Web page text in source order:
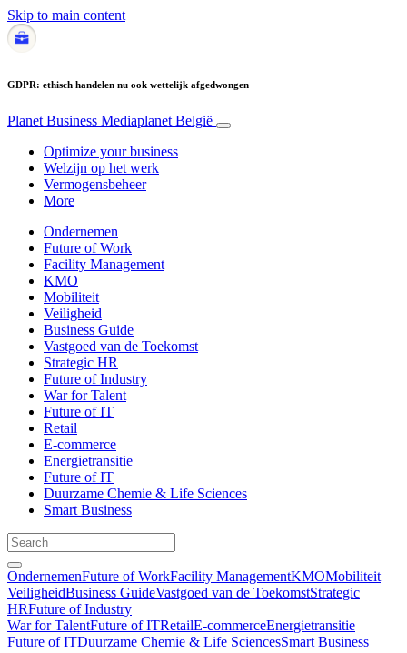
Skip to main content
GDPR: ethisch handelen nu ook wettelijk afgedwongen
Planet Business Mediaplanet België
Optimize your business
Welzijn op het werk
Vermogensbeheer
More
Ondernemen
Future of Work
Facility Management
KMO
Mobiliteit
Veiligheid
Business Guide
Vastgoed van de Toekomst
Strategic HR
Future of Industry
War for Talent
Future of IT
Retail
E-commerce
Energietransitie
Future of IT
Duurzame Chemie & Life Sciences
Smart Business
OndernemenFuture of WorkFacility ManagementKMOMobiliteit
VeiligheidBusiness GuideVastgoed van de ToekomstStrategic
HRFuture of Industry
War for TalentFuture of ITRetailE-commerceEnergietransitie
Future of ITDuurzame Chemie & Life SciencesSmart Business